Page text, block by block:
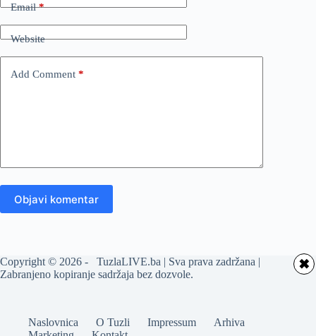
Email*
Website
Add Comment *
Objavi komentar
Copyright © 2026 - TuzlaLIVE.ba | Sva prava zadržana |
Zabranjeno kopiranje sadržaja bez dozvole.
Naslovnica O Tuzli Impressum
Arhiva
✖